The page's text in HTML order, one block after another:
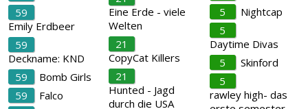
59
Emily Erdbeer
59
Deckname: KND
59
Bomb Girls
59
Falco
Eine Erde - viele
Welten
21
CopyCat Killers
21
Hunted - Jagd
durch die USA
5
Nightcap
5
Daytime Divas
5
Skinford
5
rawley high- das